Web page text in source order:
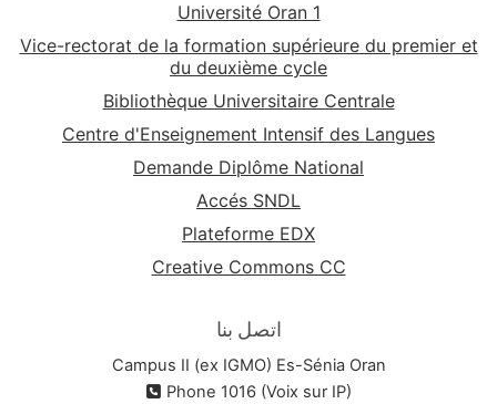
Université Oran 1
Vice-rectorat de la formation supérieure du premier et
du deuxième cycle
Bibliothèque Universitaire Centrale
Centre d'Enseignement Intensif des Langues
Demande Diplôme National
Accés SNDL
Plateforme EDX
Creative Commons CC
اتصل بنا
Campus II (ex IGMO) Es-Sénia Oran
Phone 1016 (Voix sur IP)